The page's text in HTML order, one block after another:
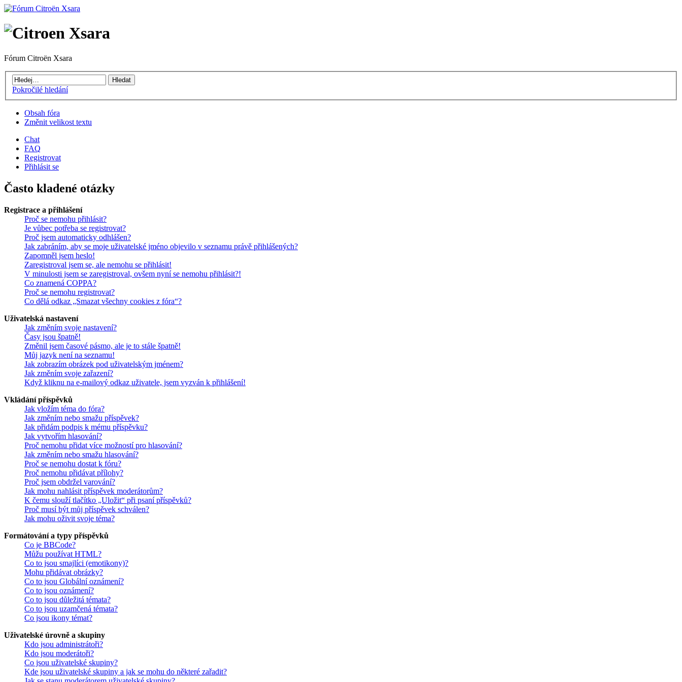
Fórum Citroën Xsara
Pokročilé hledání
Obsah fóra
Změnit velikost textu
Chat
FAQ
Registrovat
Přihlásit se
Často kladené otázky
Registrace a přihlášení
Proč se nemohu přihlásit?
Je vůbec potřeba se registrovat?
Proč jsem automaticky odhlášen?
Jak zabráním, aby se moje uživatelské jméno objevilo v seznamu právě přihlášených?
Zapomněl jsem heslo!
Zaregistroval jsem se, ale nemohu se přihlásit!
V minulosti jsem se zaregistroval, ovšem nyní se nemohu přihlásit?!
Co znamená COPPA?
Proč se nemohu registrovat?
Co dělá odkaz „Smazat všechny cookies z fóra“?
Uživatelská nastavení
Jak změním svoje nastavení?
Časy jsou špatně!
Změnil jsem časové pásmo, ale je to stále špatně!
Můj jazyk není na seznamu!
Jak zobrazím obrázek pod uživatelským jménem?
Jak změním svoje zařazení?
Když kliknu na e-mailový odkaz uživatele, jsem vyzván k přihlášení!
Vkládání příspěvků
Jak vložím téma do fóra?
Jak změním nebo smažu příspěvek?
Jak přidám podpis k mému příspěvku?
Jak vytvořím hlasování?
Proč nemohu přidat více možností pro hlasování?
Jak změním nebo smažu hlasování?
Proč se nemohu dostat k fóru?
Proč nemohu přidávat přílohy?
Proč jsem obdržel varování?
Jak mohu nahlásit příspěvek moderátorům?
K čemu slouží tlačítko „Uložit“ při psaní příspěvků?
Proč musí být můj příspěvek schválen?
Jak mohu oživit svoje téma?
Formátování a typy příspěvků
Co je BBCode?
Můžu používat HTML?
Co to jsou smajlíci (emotikony)?
Mohu přidávat obrázky?
Co to jsou Globální oznámení?
Co to jsou oznámení?
Co to jsou důležitá témata?
Co to jsou uzamčená témata?
Co jsou ikony témat?
Uživatelské úrovně a skupiny
Kdo jsou administrátoři?
Kdo jsou moderátoři?
Co jsou uživatelské skupiny?
Kde jsou uživatelské skupiny a jak se mohu do některé zařadit?